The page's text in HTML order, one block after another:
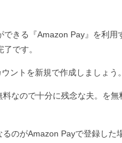
きる『Amazon Pay』を利用
です。
ントを新規で作成しましょう。
なので十分に残念な夫。を無
のがAmazon Payで登録した